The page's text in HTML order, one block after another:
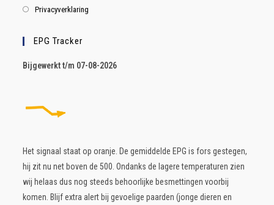
Privacyverklaring
EPG Tracker
Bijgewerkt t/m 07-08-2026
Het signaal staat op oranje. De gemiddelde EPG is fors gestegen,
hij zit nu net boven de 500. Ondanks de lagere temperaturen zien
wij helaas dus nog steeds behoorlijke besmettingen voorbij
komen. Blijf extra alert bij gevoelige paarden (jonge dieren en